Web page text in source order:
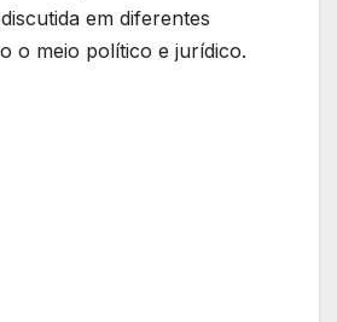
em diferentes
o meio político e jurídico.